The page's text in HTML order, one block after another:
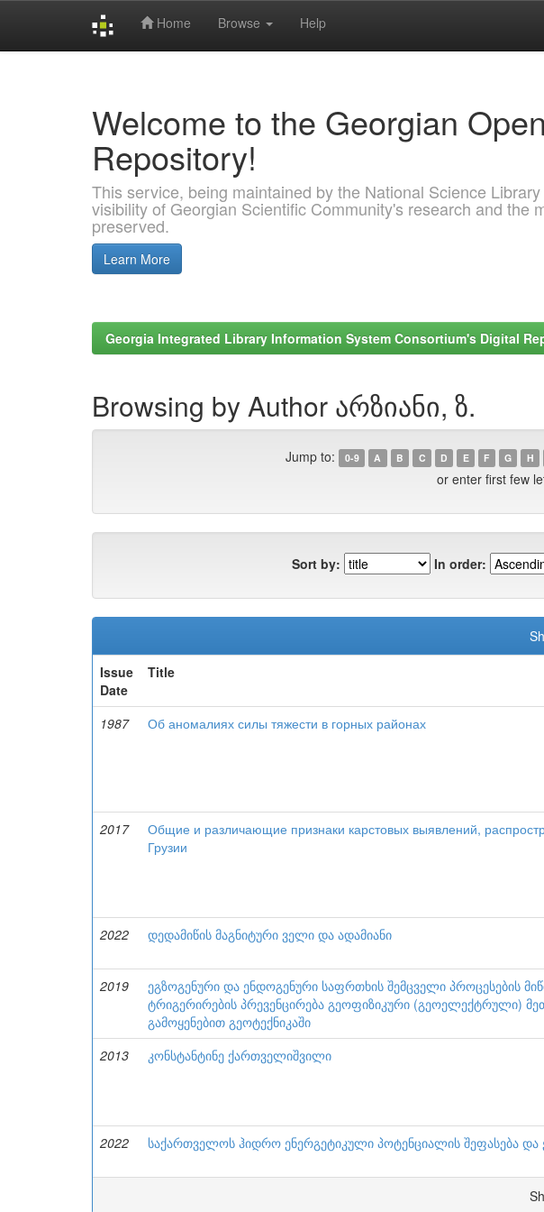
Home Browse Help
Welcome to the Georgian
Repository!
This service, being maintained by the National Science
visibility of Georgian Scientific Community's research and the
preserved.
Learn More
Georgia Integrated Library Information System Consortium's Digital
Browsing by Author არზიანი, ზ.
Jump to: 0-9 A B C D E F G H
or enter first few
Sort by: In order:
Issue
Date
Title
1987 Об аномалиях силы тяжести в горных районах
2017
Общие и различающие признаки карстовых выявлений,
Грузии
2022
დედამიწის მაგნიტური ველი და ადამიანი
2019
ეგზოგენური და ენდოგენური საფრთხის შემცველი პროცესების
ტრიგერირების პრევენცირება გეოფიზიკური (გეოელექტრული)
გამოყენებით გეოტექნიკაში
2013
კონსტანტინე ქართველიშვილი
2022
საქართველოს ჰიდრო ენერგეტიკული პოტენციალის შეფასება